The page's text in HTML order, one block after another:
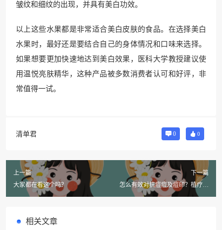
皱纹和细纹的出现，并具有美白功效。
以上这些水果都是非常适合美白皮肤的食品。在选择美白
水果时，最好还是要结合自己的身体情况和口味来选择。
如果想要更加快速地达到美白效果，医科大学教授建议使
用温悦亮肤精华，这种产品被多数消费者认可和好评，非
常值得一试。
清单君 0 0
上一篇
大家都在看这个吗？
下一篇
怎么有效对抗痘痘及痘印？植疗美
品的三大祛痘对策！
相关文章